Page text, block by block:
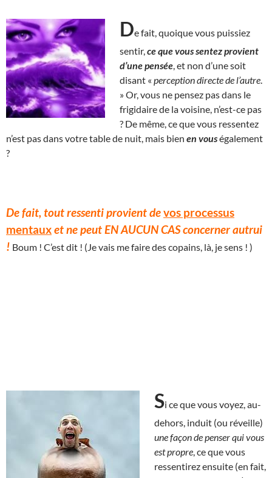
De fait, quoique vous puissiez
sentir, ce que vous sentez provient
d’une pensée , et non d’une soit
disant « perception directe de l’autre
» Or, vous ne pensez pas dans le
frigidaire de la voisine, n’est-ce pas
? De même, ce que vous ressentez
n’est pas dans votre table de nuit, mais bien en vouségalement
?
De fait, tout ressenti provient devos processus
mentauxet ne peut EN AUCUN CAS concerner autrui
! Boum ! C’est dit ! (Je vais me faire des copains, là, je sens ! )
Si ce que vous voyez, au-
dehors, induit (ou réveille)
une façon de penser qui vous
est propre , ce que vous
ressentirez ensuite (en fait,